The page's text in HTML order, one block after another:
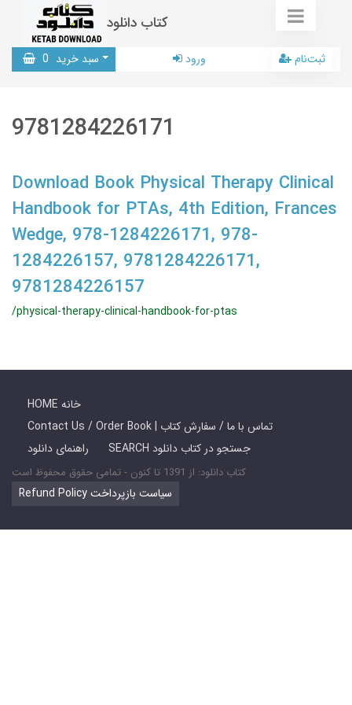
کتاب دانلود
سبد خرید 0 ورود ثبت‌نام
9781284226171
Download Book Physical Therapy Clinical
Handbook for PTAs, 4th Edition, Frances
Wedge, 978-1284226171, 978-
1284226157, 9781284226171,
9781284226157
/physical-therapy-clinical-handbook-for-ptas
HOME خانه
Contact Us / Order Book | تماس با ما / سفارش کتاب
راهنمای دانلود
SEARCH جستجو در کتاب دانلود
کتاب دانلود: از 1391 تا کنون - تمامی حقوق محفوظ است
Refund Policy سیاست بازپرداخت